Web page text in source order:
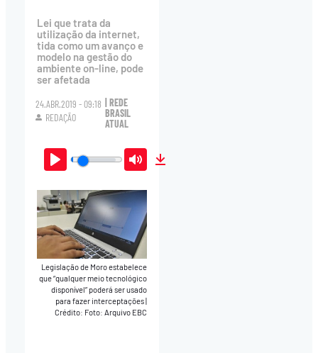
Lei que trata da
utilização da internet,
tida como um avanço e
modelo na gestão do
ambiente on-line, pode
ser afetada
24.ABR.2019 - 09:18
REDAÇÃO
| REDE
BRASIL
ATUAL
Play Mute
Legislação de Moro estabelece
que “qualquer meio tecnológico
disponível” poderá ser usado
para fazer interceptações
Crédito: Foto: Arquivo EBC